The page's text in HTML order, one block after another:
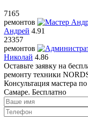
7165
ремонтов
Андрей 4.91
23357
ремонтов
Николай 4.86
Оставьте заявку на
ремонту техники
Консультация мастера
Самаре. Бесплатно